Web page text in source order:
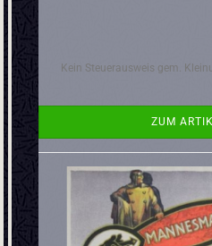
Kein Steuerausweis gem.
ZUM